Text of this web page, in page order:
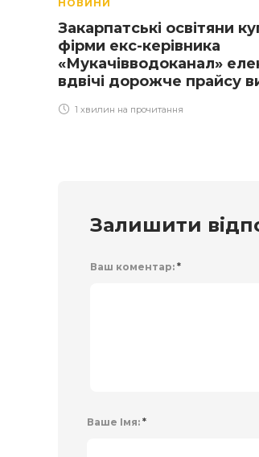
НОВИНИ
Закарпатські освітяни
фірми екс-керівника
«Мукачівводоканал»
вдвічі дорожче прайсу
1 хвилин на прочитання
Залишити
Ваш коментар: *
Ваше Імя: *